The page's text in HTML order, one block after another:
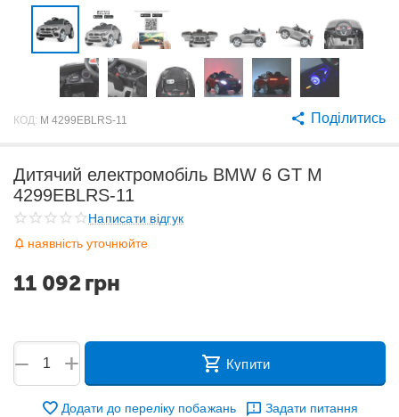
КОД: M 4299EBLRS-11 Поділитись
Дитячий електромобіль BMW 6 GT M
4299EBLRS-11
Написати відгук
наявність уточнюйте
11 092грн
+
− Купити
Додати до переліку побажань Задати питання